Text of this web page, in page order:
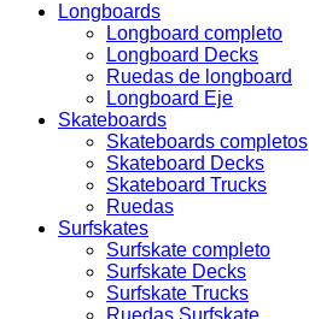
Longboards
Longboard completo
Longboard Decks
Ruedas de longboard
Longboard Eje
Skateboards
Skateboards completos
Skateboard Decks
Skateboard Trucks
Ruedas
Surfskates
Surfskate completo
Surfskate Decks
Surfskate Trucks